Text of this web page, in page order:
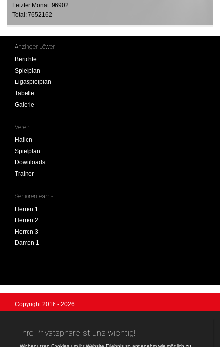
Letzter Monat: 96902
Total: 7652162
Anzinger Löwen
Berichte
Spielplan
Ligaspielplan
Tabelle
Galerie
Verein
Hallen
Spielplan
Downloads
Trainer
Seniorenteams
Herren 1
Herren 2
Herren 3
Damen 1
Logo-Design © by Ulrich Koch, Anzing
Copyright 2016 - 2026
SV Anzing Handball
Registrieren